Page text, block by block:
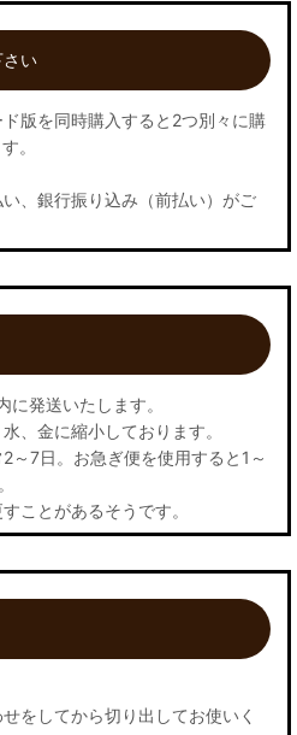
さい
版を同時購入すると2つ別々に購
。
、銀行振り込み（前払い）がご
発送いたします。
、金に縮小しております。
～7日。お急ぎ便を使用すると1～
ことがあるそうです。
をしてから切り出してお使いく